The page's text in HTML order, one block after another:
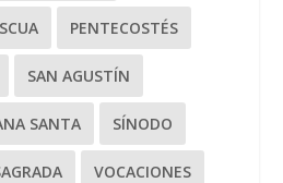
PENTECOSTÉS
SAN AGUSTÍN
SANTA SÍNODO
VOCACIONES